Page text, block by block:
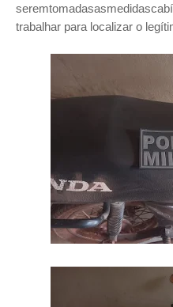
trabalhar para localizar o